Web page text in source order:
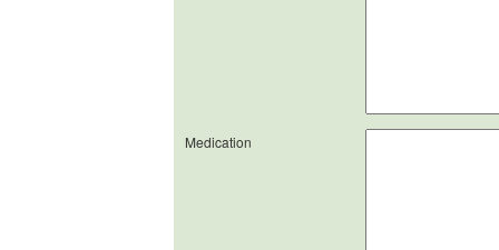
Medication